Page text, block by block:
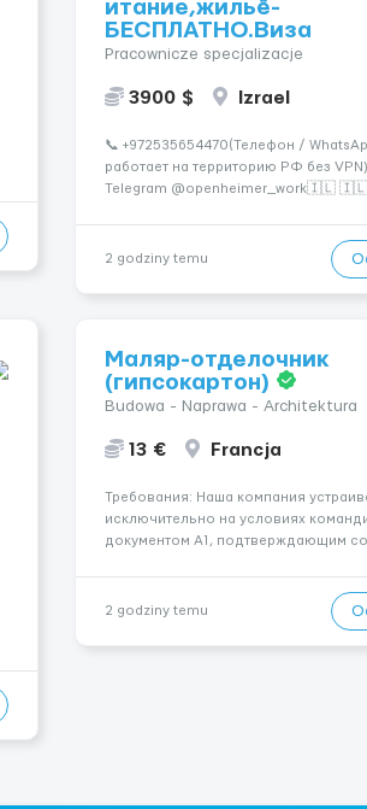
итание,жильё-
БЕСПЛАТНО.Виза
Pracownicze specjalizacje
3900 $ Izrael
📞 +972535654470(Телефон /
работает на территорию РФ без VPN)
Telegram @openheimer_work🇮🇱
в развитой и цивилизованной
2 godziny temu
Маляр-отделочник
(гипсокартон)
Budowa - Naprawa - Architektura
13 € Francja
Требования: Наша компания
исключительно на условиях
документом A1, подтверждающим
могут получить граждане стран с
доступом к рынку труда ЕС (Укра...
2 godziny temu